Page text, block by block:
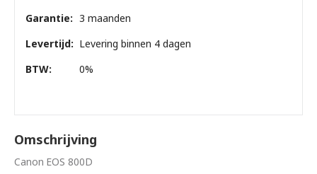
Garantie: 3 maanden
Levertijd: Levering binnen 4 dagen
BTW:
0%
Omschrijving
Canon EOS 800D